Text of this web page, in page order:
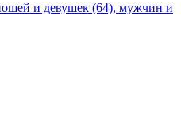
и девушек (64), мужчин и